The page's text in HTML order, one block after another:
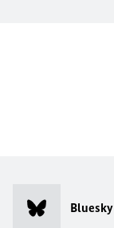
Bluesky